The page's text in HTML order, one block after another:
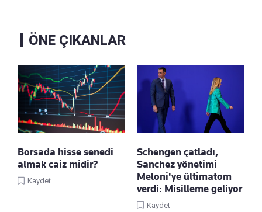
ÖNE ÇIKANLAR
Borsada hisse senedi
almak caiz midir?
Kaydet
Schengen çatladı,
Sanchez yönetimi
Meloni'ye ültimatom
verdi: Misilleme geliyor
Kaydet